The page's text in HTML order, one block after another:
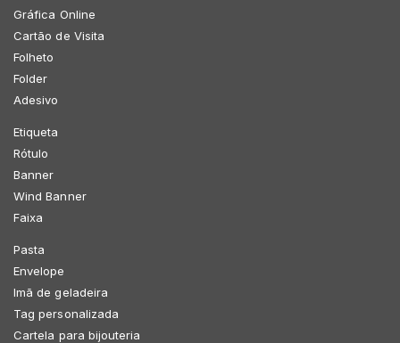
Gráfica Online
Cartão de Visita
Folheto
Folder
Adesivo
Etiqueta
Rótulo
Banner
Wind Banner
Faixa
Pasta
Envelope
Imã de geladeira
Tag personalizada
Cartela para bijouteria